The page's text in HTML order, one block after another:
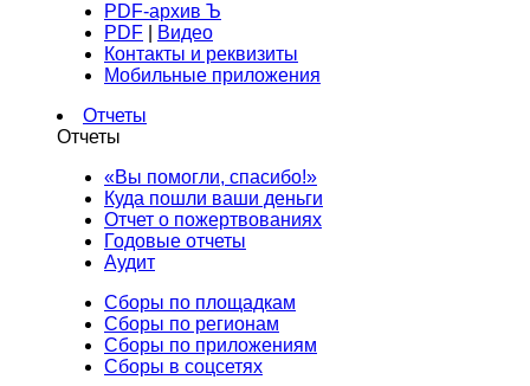
PDF-архив Ъ
PDF
Видео
Контакты и реквизиты
Мобильные приложения
Отчеты
Отчеты
«Вы помогли, спасибо!»
Куда пошли ваши деньги
Отчет о пожертвованиях
Годовые отчеты
Аудит
Сборы по площадкам
Сборы по регионам
Сборы по приложениям
Сборы в соцсетях